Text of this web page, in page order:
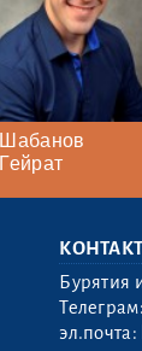
Шабанов
Гейрат
Бурятия
эл.почта: